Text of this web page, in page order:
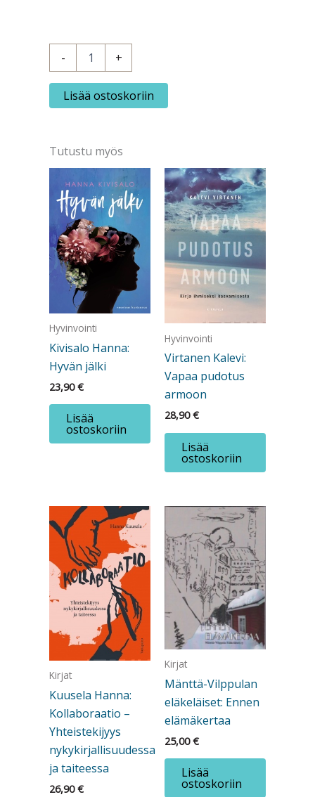
-
Sisko:
Luonnon
+
Lisää ostoskoriin
Tutustu myös
Hyvinvointi
Kivisalo Hanna:
Hyvän jälki
23,90€
Lisää
ostoskoriin
Hyvinvointi
Virtanen Kalevi:
Vapaa pudotus
armoon
28,90€
Lisää
ostoskoriin
Kirjat
Kuusela Hanna:
Kollaboraatio –
Yhteistekijyys
nykykirjallisuudessa
ja taiteessa
26,90€
Kirjat
Mänttä-Vilppulan
eläkeläiset: Ennen
elämäkertaa
25,00€
Lisää
ostoskoriin